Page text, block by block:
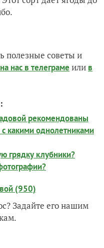
полезные советы и
нас в телеграме или в
рекомендованы
какими однолетниками
грядку клубники?
(950)
Задайте его нашим